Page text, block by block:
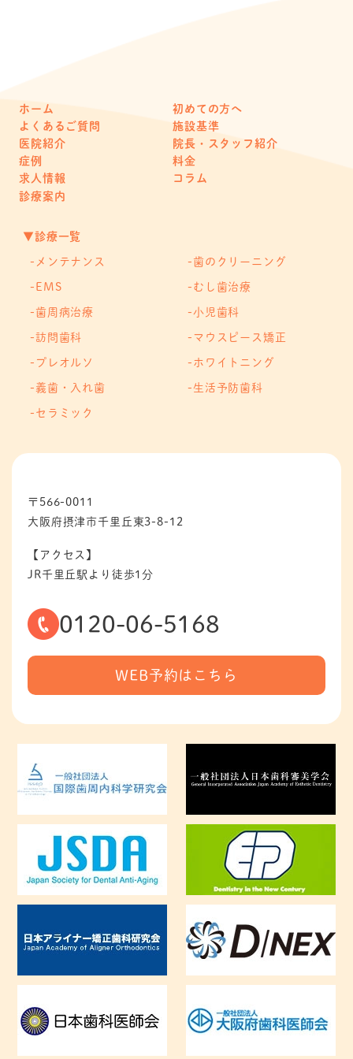
ホーム
初めての方へ
よくあるご質問
施設基準
医院紹介
院長・スタッフ紹介
症例
料金
求人情報
コラム
診療案内
▼診療一覧
メンテナンス 歯のクリーニング
EMS むし歯治療
歯周病治療 小児歯科
訪問歯科 マウスピース矯正
プレオルソ ホワイトニング
義歯・入れ歯 生活予防歯科
セラミック
〒566-0011
大阪府摂津市千里丘東3-8-12
【アクセス】
JR千里丘駅より徒歩1分
0120-06-5168
WEB予約はこちら